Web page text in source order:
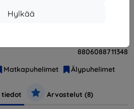
Hylkää
8806088711348
Matkapuhelimet Älypuhelimet
tiedot Arvostelut (8)